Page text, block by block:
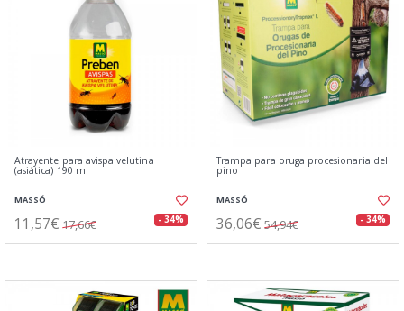
Atrayente para avispa velutina
(asiática) 190 ml
MASSÓ
11,57€ 17,66€ - 34%
Trampa para oruga procesionaria del
pino
MASSÓ
36,06€ 54,94€ - 34%